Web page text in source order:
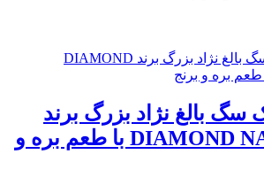
بالغ نژاد بزرگ برند
DIAMOND NATURALS با طعم بره و